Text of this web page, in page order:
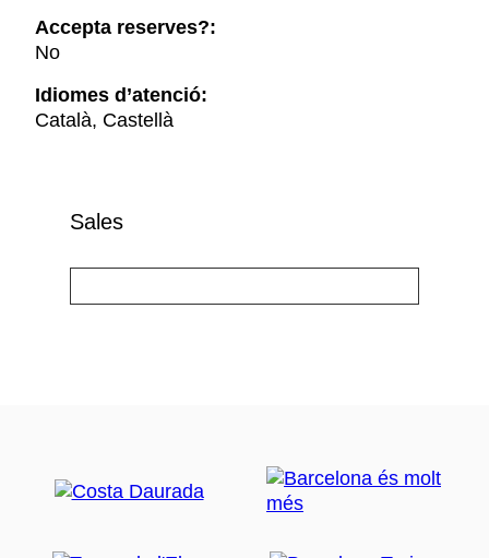
Accepta reserves?:
No
Idiomes d’atenció:
Català, Castellà
Sales